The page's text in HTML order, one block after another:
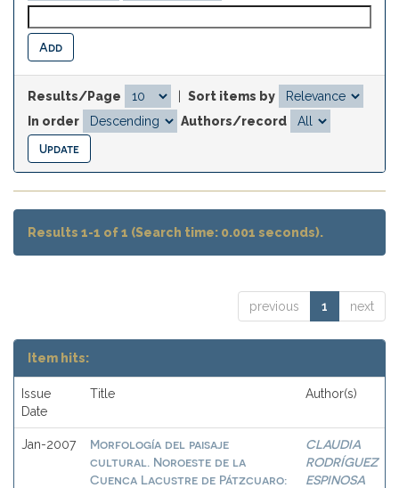
Results/Page
Sort items by
In order
Authors/record
Results 1-1 of 1 (Search time: 0.001 seconds).
previous 1 next
Item hits:
Issue
Date
Title Author(s)
Jan-2007
Morfología del paisaje
cultural. Noroeste de la
Cuenca Lacustre de Pátzcuaro:
CLAUDIA
RODRÍGUEZ
ESPINOSA